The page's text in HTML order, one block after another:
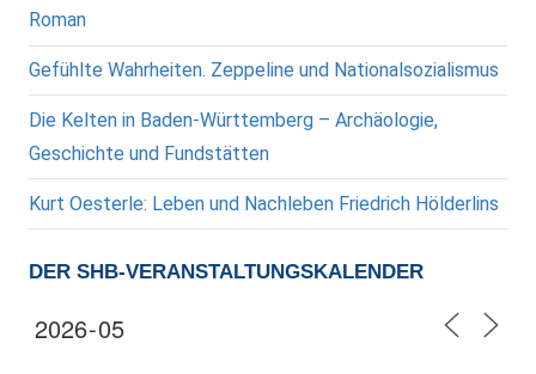
Roman
Gefühlte Wahrheiten. Zeppeline und Nationalsozialismus
Die Kelten in Baden-Württemberg – Archäologie,
Geschichte und Fundstätten
Kurt Oesterle: Leben und Nachleben Friedrich Hölderlins
DER SHB-VERANSTALTUNGSKALENDER